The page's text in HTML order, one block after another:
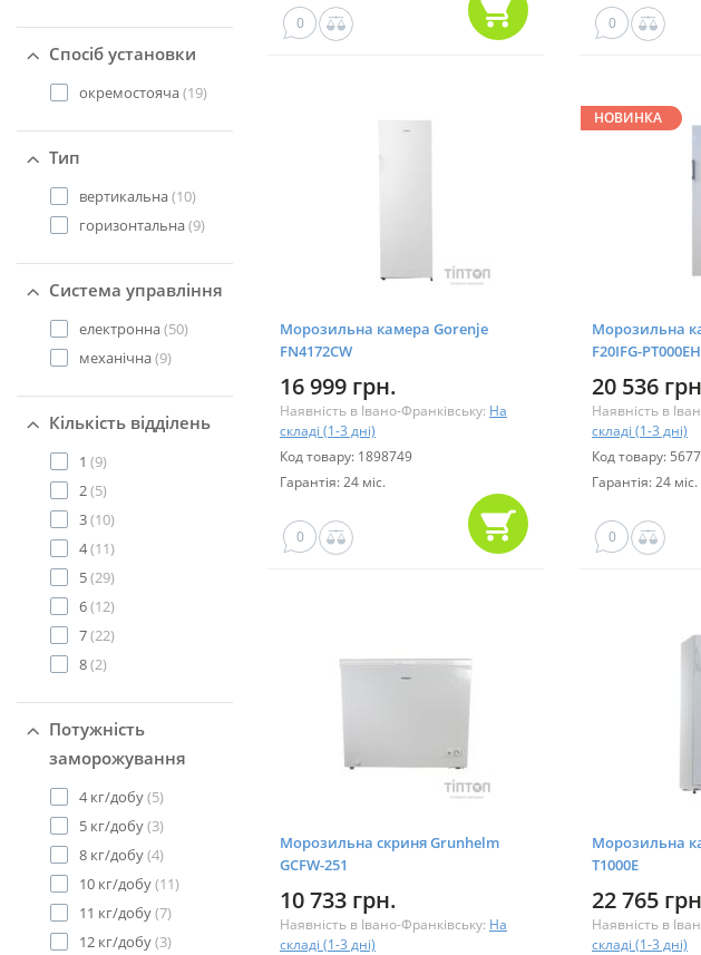
Спосіб установки
окремостояча(19)
Тип
вертикальна(10)
горизонтальна(9)
Система управління
електронна(50)
механічна(9)
Кількість відділень
1 (9)
2(5)
3(10)
4(11)
5(29)
6(12)
7(22)
8(2)
Потужність
заморожування
4 кг/добу(5)
5 кг/добу(3)
8 кг/добу(4)
10 кг/добу(11)
11 кг/добу(7)
12 кг/добу(3)
0 0
Морозильна камера Gorenje
FN4172CW
16 999 грн.
Наявність в Івано-Франківську: На
складі (1-3 дні)
Код товару: 1898749
Гарантія: 24 міс.
0
НОВИНКА
Морозильна
F20IFG-PT000EH
20 536
Наявність в
складі (1-3 дні)
Код товару:
Гарантія: 24 міс.
0
Морозильна скриня Grunhelm
GCFW-251
10 733 грн.
Наявність в Івано-Франківську: На
складі (1-3 дні)
Морозильна
T1000E
22 765
Наявність в
складі (1-3 дні)